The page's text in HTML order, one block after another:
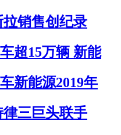
销售创纪录
超15万辆 新能
新能源2019年
三巨头联手